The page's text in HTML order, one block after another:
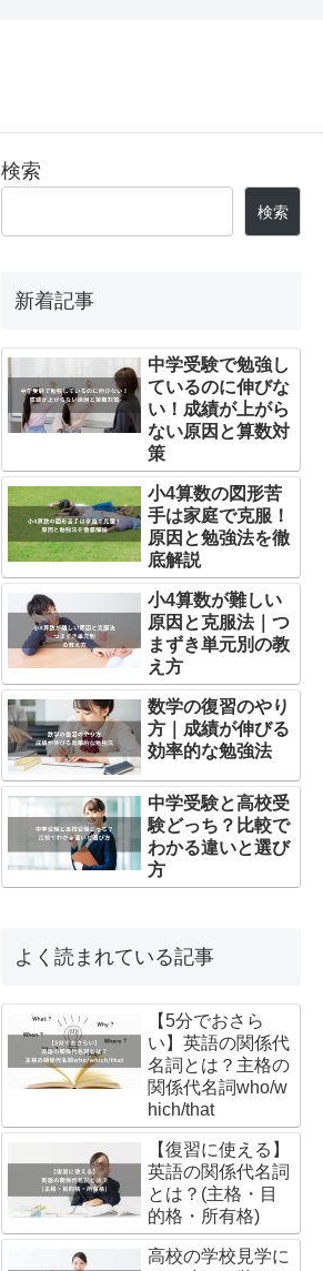
検索
検索
新着記事
中学受験で勉強し
ているのに伸びな
い！成績が上がら
ない原因と算数対
策
小4算数の図形苦
手は家庭で克服！
原因と勉強法を徹
底解説
小4算数が難しい
原因と克服法｜つ
まずき単元別の教
え方
数学の復習のやり
方｜成績が伸びる
効率的な勉強法
中学受験と高校受
験どっち？比較で
わかる違いと選び
方
よく読まれている記事
【5分でおさら
い】英語の関係代
名詞とは？主格の
関係代名詞who/w
hich/that
【復習に使える】
英語の関係代名詞
とは？(主格・目
的格・所有格)
高校の学校見学に